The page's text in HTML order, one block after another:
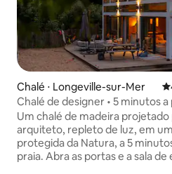
Chalé ⋅ Longeville-sur-Mer
Chalé de designer • 5 minutos a
praia • Sauna
Um chalé de madeira projetado
arquiteto, repleto de luz, em
protegida da Natura, a 5
praia. Abra as portas e a sala de